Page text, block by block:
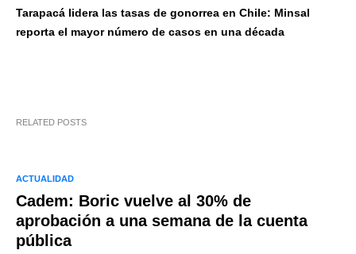
Tarapacá lidera las tasas de gonorrea en Chile: Minsal
reporta el mayor número de casos en una década
RELATED POSTS
ACTUALIDAD
Cadem: Boric vuelve al 30% de
aprobación a una semana de la cuenta
pública